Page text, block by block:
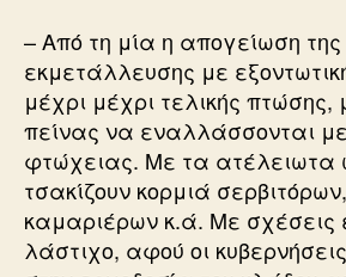
– Από τη μία η απογείωση της
εκμετάλλευσης με
μέχρι μέχρι τελικής πτώσης,
πείνας να εναλλάσσονται
φτώχειας. Με τα ατέλειωτα
τσακίζουν κορμιά
καμαριέρων κ.ά. Με σχέσεις
λάστιχο, αφού οι